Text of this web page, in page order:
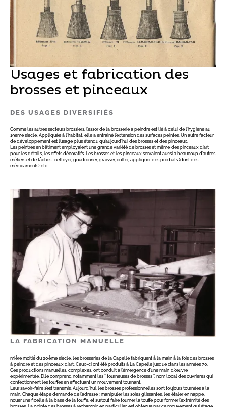
Usages et fabrication des
brosses et pinceaux
DES USAGES DIVERSIFIÉS
Comme les autres secteurs brossiers, l’essor de la brosserie à peindre est lié à celui de l’hygiène au
19ème siècle. Appliquée à l’habitat, elle a entrainé l’extension des surfaces peintes. Un autre facteur
de développement est l’usage plus étendu qu’aujourd’hui des brosses et des pinceaux.
Les peintres en bâtiment employaient une grande variété de brosses et même des pinceaux d’art
pour les détails, les effets décoratifs. Les brosses et les pinceaux servaient aussi à beaucoup d’autres
métiers et de tâches : nettoyer, goudronner, graisser, coller, appliquer des produits (dont des
médicaments) etc.
LA FABRICATION MANUELLE
mière moitié du 20ème siècle, les brosseries de la Capelle fabriquent à la main à la fois des brosses
à peindre et des pinceaux d’art. Ceux-ci ont été produits à La Capelle jusque dans les années 70.
Ces productions manuelles, complexes, ont conduit à l’émergence d’une main d’œuvre
expérimentée. Elle comprend notamment les “ tourneuses de brosses ”, nom local des ouvrières qui
confectionnent les touffes en effectuant un mouvement tournant.
Leur savoir-faire s’est transmis. Aujourd’hui, les brosses professionnelles sont toujours tournées à la
main. Chaque étape demande de l’adresse : manipuler les soies glissantes, les étaler en nappe,
nouer une ficelle à la base de la touffe, et surtout faire tourner la touffe pour former l’extrémité des